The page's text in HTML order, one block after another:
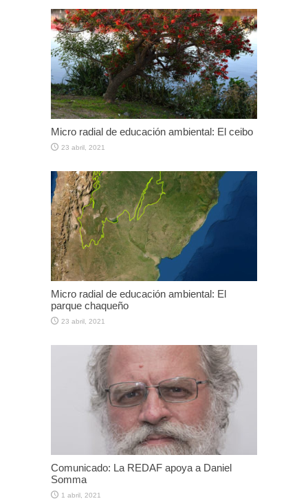
Micro radial de educación ambiental: El ceibo
23 abril, 2021
Micro radial de educación ambiental: El
parque chaqueño
23 abril, 2021
Comunicado: La REDAF apoya a Daniel
Somma
1 abril, 2021